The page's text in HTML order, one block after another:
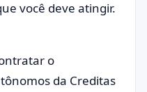
você deve atingir.
o
da Creditas